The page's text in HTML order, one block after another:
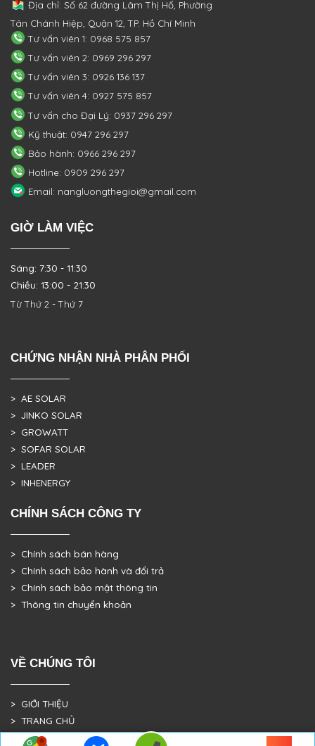
Địa chỉ: Số 62 đường Lâm Thị Hố, Phường
Tân Chánh Hiệp, Quận 12, TP. Hồ Chí Minh
Tư vấn viên 1: 0968 575 857
Tư vấn viên 2: 0969 296 297
Tư vấn viên 3: 0926 136 137
Tư vấn viên 4: 0927 575 857
Tư vấn cho Đại Lý: 0937 296 297
Kỹ thuật: 0947 296 297
Bảo hành: 0966 296 297
Hotline: 0909 296 297
Email: nangluongthegioi@gmail.com
GIỜ LÀM VIỆC
Sáng: 7:30 - 11:30
Chiều: 13:00 - 21:30
Từ Thứ 2 - Thứ 7
CHỨNG NHẬN NHÀ PHÂN PHỐI
> AE SOLAR
> JINKO SOLAR
> GROWATT
> SOFAR SOLAR
> LEADER
> INHENERGY
CHÍNH SÁCH CÔNG TY
> Chính sách bán hàng
> Chính sách bảo hành và đổi trả
> Chính sách bảo mật thông tin
> Thông tin chuyển khoản
VỀ CHÚNG TÔI
> GIỚI THIỆU
> TRANG CHỦ
> DỰ ÁN THỰC TẾ